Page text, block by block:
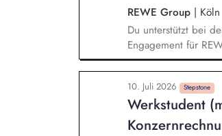
REWE Group | Köln
Du unterstützt bei
Engagement für
aktiv bei der
Analysen,
Weiterentwicklung
Eigenverantwortung
Aufgaben im Team.
10. Juli 2026 Stepstone
Werkstudent